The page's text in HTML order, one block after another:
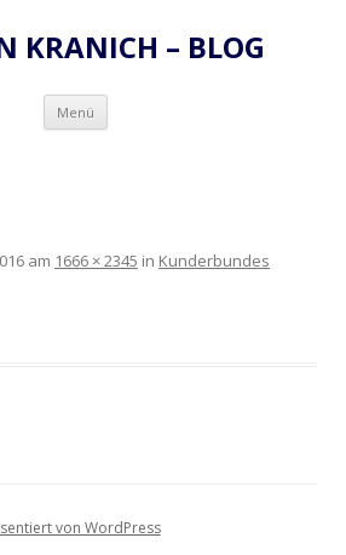
KRANICH – BLOG
Menü Zum
springen
am 1666 × 2345 in Kunderbundes
von WordPress